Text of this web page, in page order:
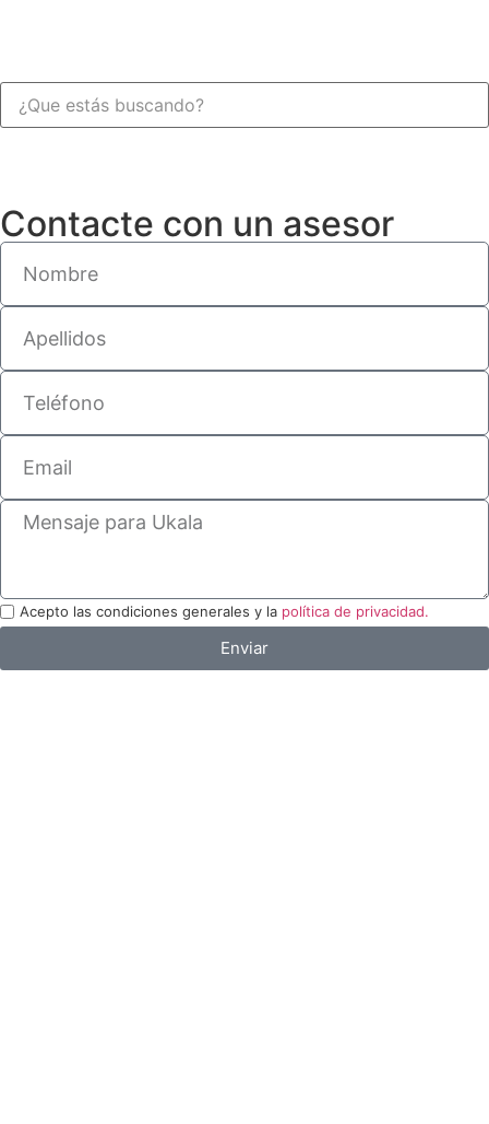
Contacte con un asesor
Acepto las condiciones generales y la política de privacidad.
Enviar